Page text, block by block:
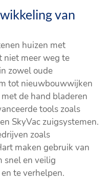
van
huizen met
niet meer weg te
zowel oude
tot nieuwbouwwijken
de hand bladeren
tools zoals
SkyVac zuigsystemen.
zoals
maken gebruik van
snel en veilig
te verhelpen.